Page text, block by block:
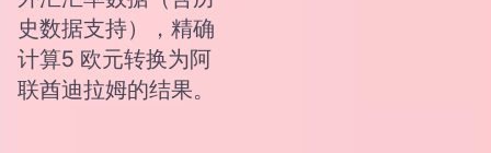
史数据支持），精确
计算5 欧元转换为阿
联酋迪拉姆的结果。